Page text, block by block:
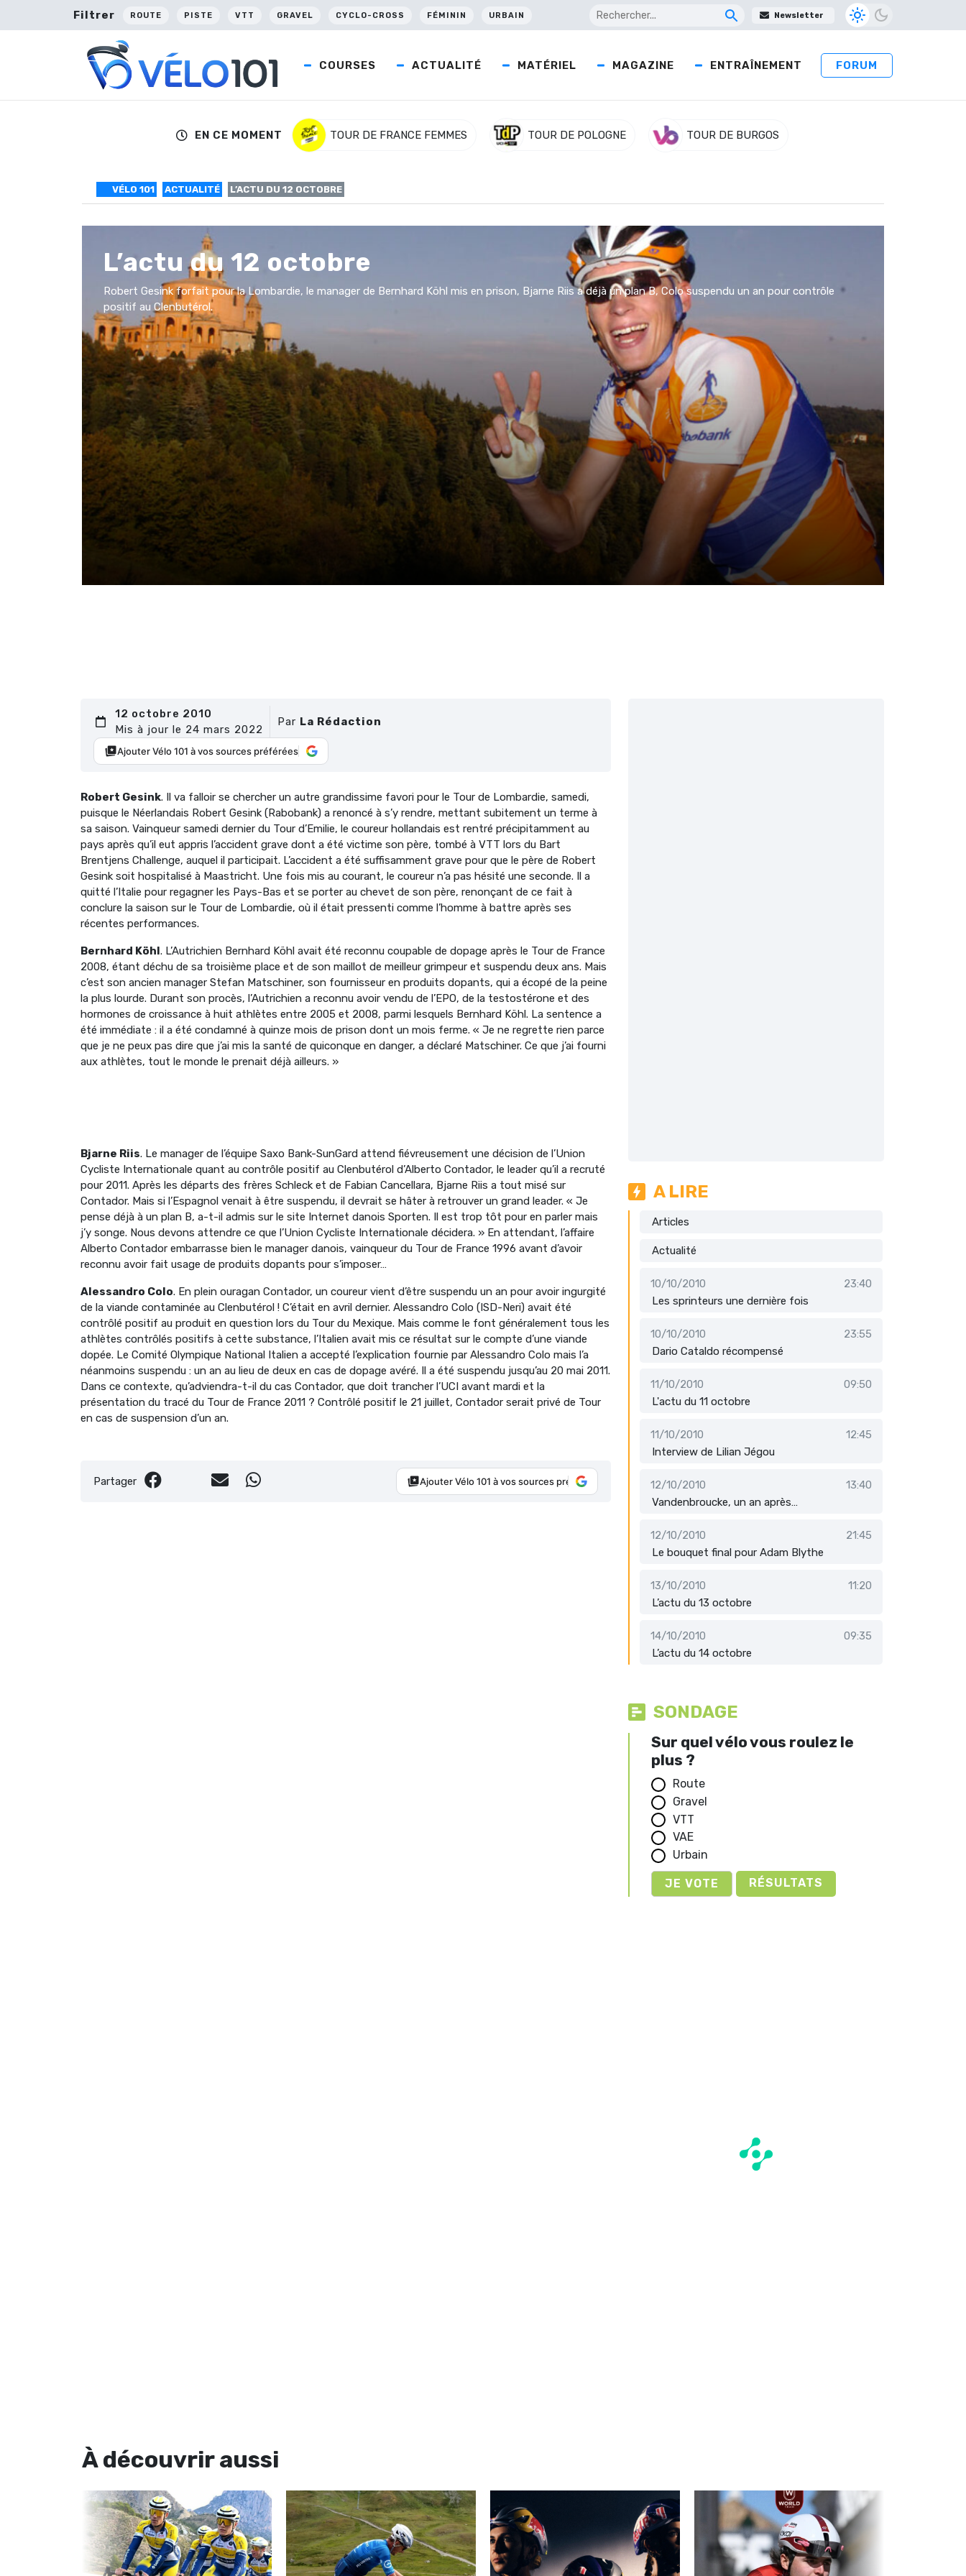
Filtrer ROUTE PISTE VTT GRAVEL CYCLO-CROSS FÉMININ URBAIN Newsletter
COURSES ACTUALITÉ MATÉRIEL MAGAZINE ENTRAÎNEMENT FORUM
EN CE MOMENT TOUR DE FRANCE FEMMES TOUR DE POLOGNE TOUR DE BURGOS
VÉLO 101 ACTUALITÉ L’ACTU DU 12 OCTOBRE
L’actu du 12 octobre
Robert Gesink forfait pour la Lombardie, le manager de Bernhard Köhl mis en prison, Bjarne Riis a déjà un plan B, Colo suspendu un an pour contrôle
positif au Clenbutérol.
12 octobre 2010
Mis à jour le 24 mars 2022
Par La Rédaction
Ajouter Vélo 101 à vos sources préférées
Robert Gesink. Il va falloir se chercher un autre grandissime favori pour le Tour de Lombardie, samedi,
puisque le Néerlandais Robert Gesink (Rabobank) a renoncé à s’y rendre, mettant subitement un terme à
sa saison. Vainqueur samedi dernier du Tour d’Emilie, le coureur hollandais est rentré précipitamment au
pays après qu’il eut appris l’accident grave dont a été victime son père, tombé à VTT lors du Bart
Brentjens Challenge, auquel il participait. L’accident a été suffisamment grave pour que le père de Robert
Gesink soit hospitalisé à Maastricht. Une fois mis au courant, le coureur n’a pas hésité une seconde. Il a
quitté l’Italie pour regagner les Pays-Bas et se porter au chevet de son père, renonçant de ce fait à
conclure la saison sur le Tour de Lombardie, où il était pressenti comme l’homme à battre après ses
récentes performances.
Bernhard Köhl . L’Autrichien Bernhard Köhl avait été reconnu coupable de dopage après le Tour de France
2008, étant déchu de sa troisième place et de son maillot de meilleur grimpeur et suspendu deux ans. Mais
c’est son ancien manager Stefan Matschiner, son fournisseur en produits dopants, qui a écopé de la peine
la plus lourde. Durant son procès, l’Autrichien a reconnu avoir vendu de l’EPO, de la testostérone et des
hormones de croissance à huit athlètes entre 2005 et 2008, parmi lesquels Bernhard Köhl. La sentence a
été immédiate : il a été condamné à quinze mois de prison dont un mois ferme. « Je ne regrette rien parce
que je ne peux pas dire que j’ai mis la santé de quiconque en danger, a déclaré Matschiner. Ce que j’ai fourni
aux athlètes, tout le monde le prenait déjà ailleurs. »
Bjarne Riis. Le manager de l’équipe Saxo Bank-SunGard attend fiévreusement une décision de l’Union
Cycliste Internationale quant au contrôle positif au Clenbutérol d’Alberto Contador, le leader qu’il a recruté
pour 2011. Après les départs des frères Schleck et de Fabian Cancellara, Bjarne Riis a tout misé sur
Contador. Mais si l’Espagnol venait à être suspendu, il devrait se hâter à retrouver un grand leader. « Je
pense déjà à un plan B, a-t-il admis sur le site Internet danois Sporten. Il est trop tôt pour en parler mais
j’y songe. Nous devons attendre ce que l’Union Cycliste Internationale décidera. » En attendant, l’affaire
Alberto Contador embarrasse bien le manager danois, vainqueur du Tour de France 1996 avant d’avoir
reconnu avoir fait usage de produits dopants pour s’imposer…
Alessandro Colo. En plein ouragan Contador, un coureur vient d’être suspendu un an pour avoir ingurgité
de la viande contaminée au Clenbutérol ! C’était en avril dernier. Alessandro Colo (ISD-Neri) avait été
contrôlé positif au produit en question lors du Tour du Mexique. Mais comme le font généralement tous les
athlètes contrôlés positifs à cette substance, l’Italien avait mis ce résultat sur le compte d’une viande
dopée. Le Comité Olympique National Italien a accepté l’explication fournie par Alessandro Colo mais l’a
néanmoins suspendu : un an au lieu de deux en cas de dopage avéré. Il a été suspendu jusqu’au 20 mai 2011.
Dans ce contexte, qu’adviendra-t-il du cas Contador, que doit trancher l’UCI avant mardi et la
présentation du tracé du Tour de France 2011 ? Contrôlé positif le 21 juillet, Contador serait privé de Tour
en cas de suspension d’un an.
Partager Ajouter Vélo 101 à vos sources préférées
A LIRE
Articles
Actualité
10/10/2010
23:40
Les sprinteurs une dernière fois
10/10/2010
23:55
Dario Cataldo récompensé
11/10/2010
09:50
L'actu du 11 octobre
11/10/2010
12:45
Interview de Lilian Jégou
12/10/2010
13:40
Vandenbroucke, un an après…
12/10/2010
21:45
Le bouquet final pour Adam Blythe
13/10/2010
11:20
L’actu du 13 octobre
14/10/2010
09:35
L’actu du 14 octobre
SONDAGE
Sur quel vélo vous roulez le
plus ?
Route
Gravel
VTT
VAE
Urbain
RÉSULTATS
À découvriraussi